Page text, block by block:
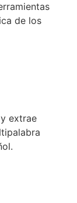
de los
extrae